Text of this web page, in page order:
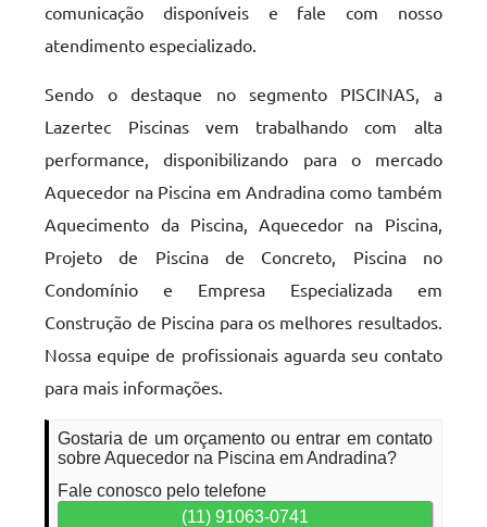
comunicação disponíveis e fale com nosso
atendimento especializado.
Sendo o destaque no segmento PISCINAS, a
Lazertec Piscinas vem trabalhando com alta
performance, disponibilizando para o mercado
Aquecedor na Piscina em Andradina como também
Aquecimento da Piscina, Aquecedor na Piscina,
Projeto de Piscina de Concreto, Piscina no
Condomínio e Empresa Especializada em
Construção de Piscina para os melhores resultados.
Nossa equipe de profissionais aguarda seu contato
para mais informações.
Gostaria de um orçamento ou entrar em contato
sobre Aquecedor na Piscina em Andradina?
Fale conosco pelo telefone
(11) 91063-0741